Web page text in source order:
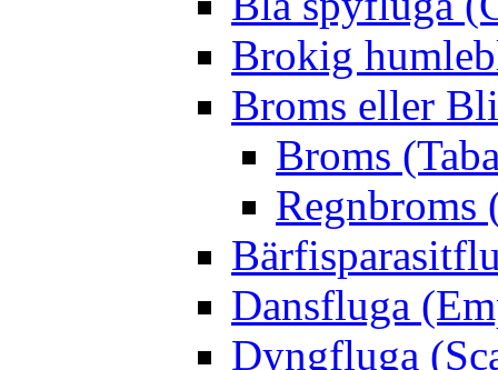
Brokig
Broms eller
Broms
Regnbroms
Dansfluga
Dyngfluga